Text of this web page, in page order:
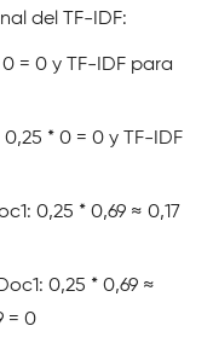
del TF-IDF:
= 0 y TF-IDF para
* 0 = 0 y TF-IDF
0,25 * 0,69 ≈ 0,17
0,25 * 0,69 ≈
= 0